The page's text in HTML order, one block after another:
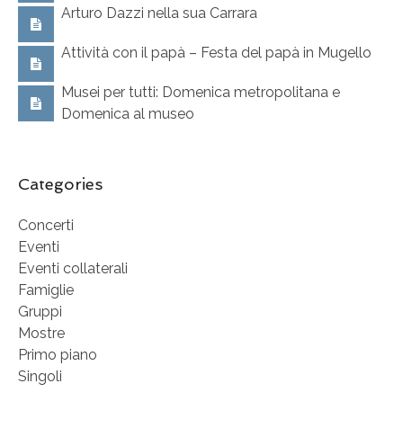
Arturo Dazzi nella sua Carrara
Attività con il papà – Festa del papà in Mugello
Musei per tutti: Domenica metropolitana e
Domenica al museo
Categories
Concerti
Eventi
Eventi collaterali
Famiglie
Gruppi
Mostre
Primo piano
Singoli